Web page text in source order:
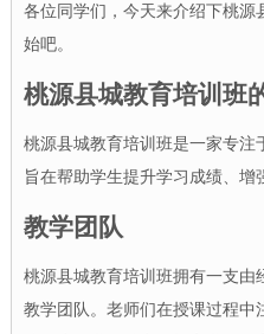
各位同学们，今天来介绍下桃源
始吧。
桃源县城教育培训班
桃源县城教育培训班是一家专注
旨在帮助学生提升学习成绩、增
教学团队
桃源县城教育培训班拥有一支由
教学团队。老师们在授课过程中